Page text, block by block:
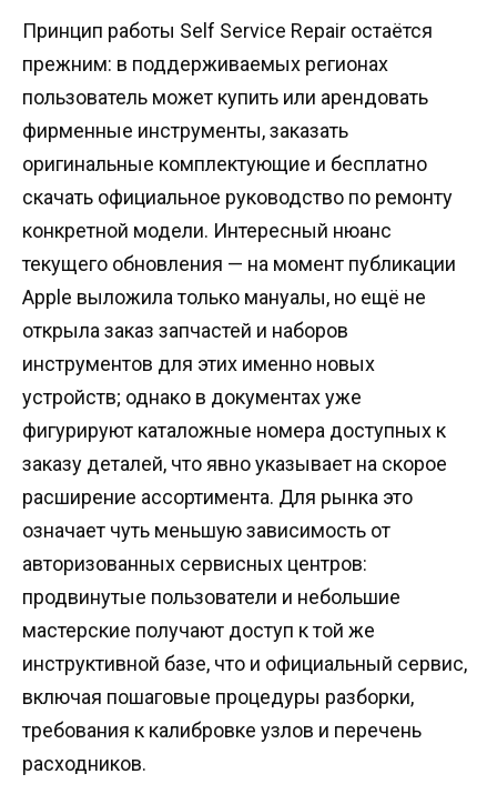
Принцип работы Self Service Repair остаётся
прежним: в поддерживаемых регионах
пользователь может купить или арендовать
фирменные инструменты, заказать
оригинальные комплектующие и бесплатно
скачать официальное руководство по ремонту
конкретной модели. Интересный нюанс
текущего обновления — на момент публикации
Apple выложила только мануалы, но ещё не
открыла заказ запчастей и наборов
инструментов для этих именно новых
устройств; однако в документах уже
фигурируют каталожные номера доступных к
заказу деталей, что явно указывает на скорое
расширение ассортимента. Для рынка это
означает чуть меньшую зависимость от
авторизованных сервисных центров:
продвинутые пользователи и небольшие
мастерские получают доступ к той же
инструктивной базе, что и официальный сервис,
включая пошаговые процедуры разборки,
требования к калибровке узлов и перечень
расходников.